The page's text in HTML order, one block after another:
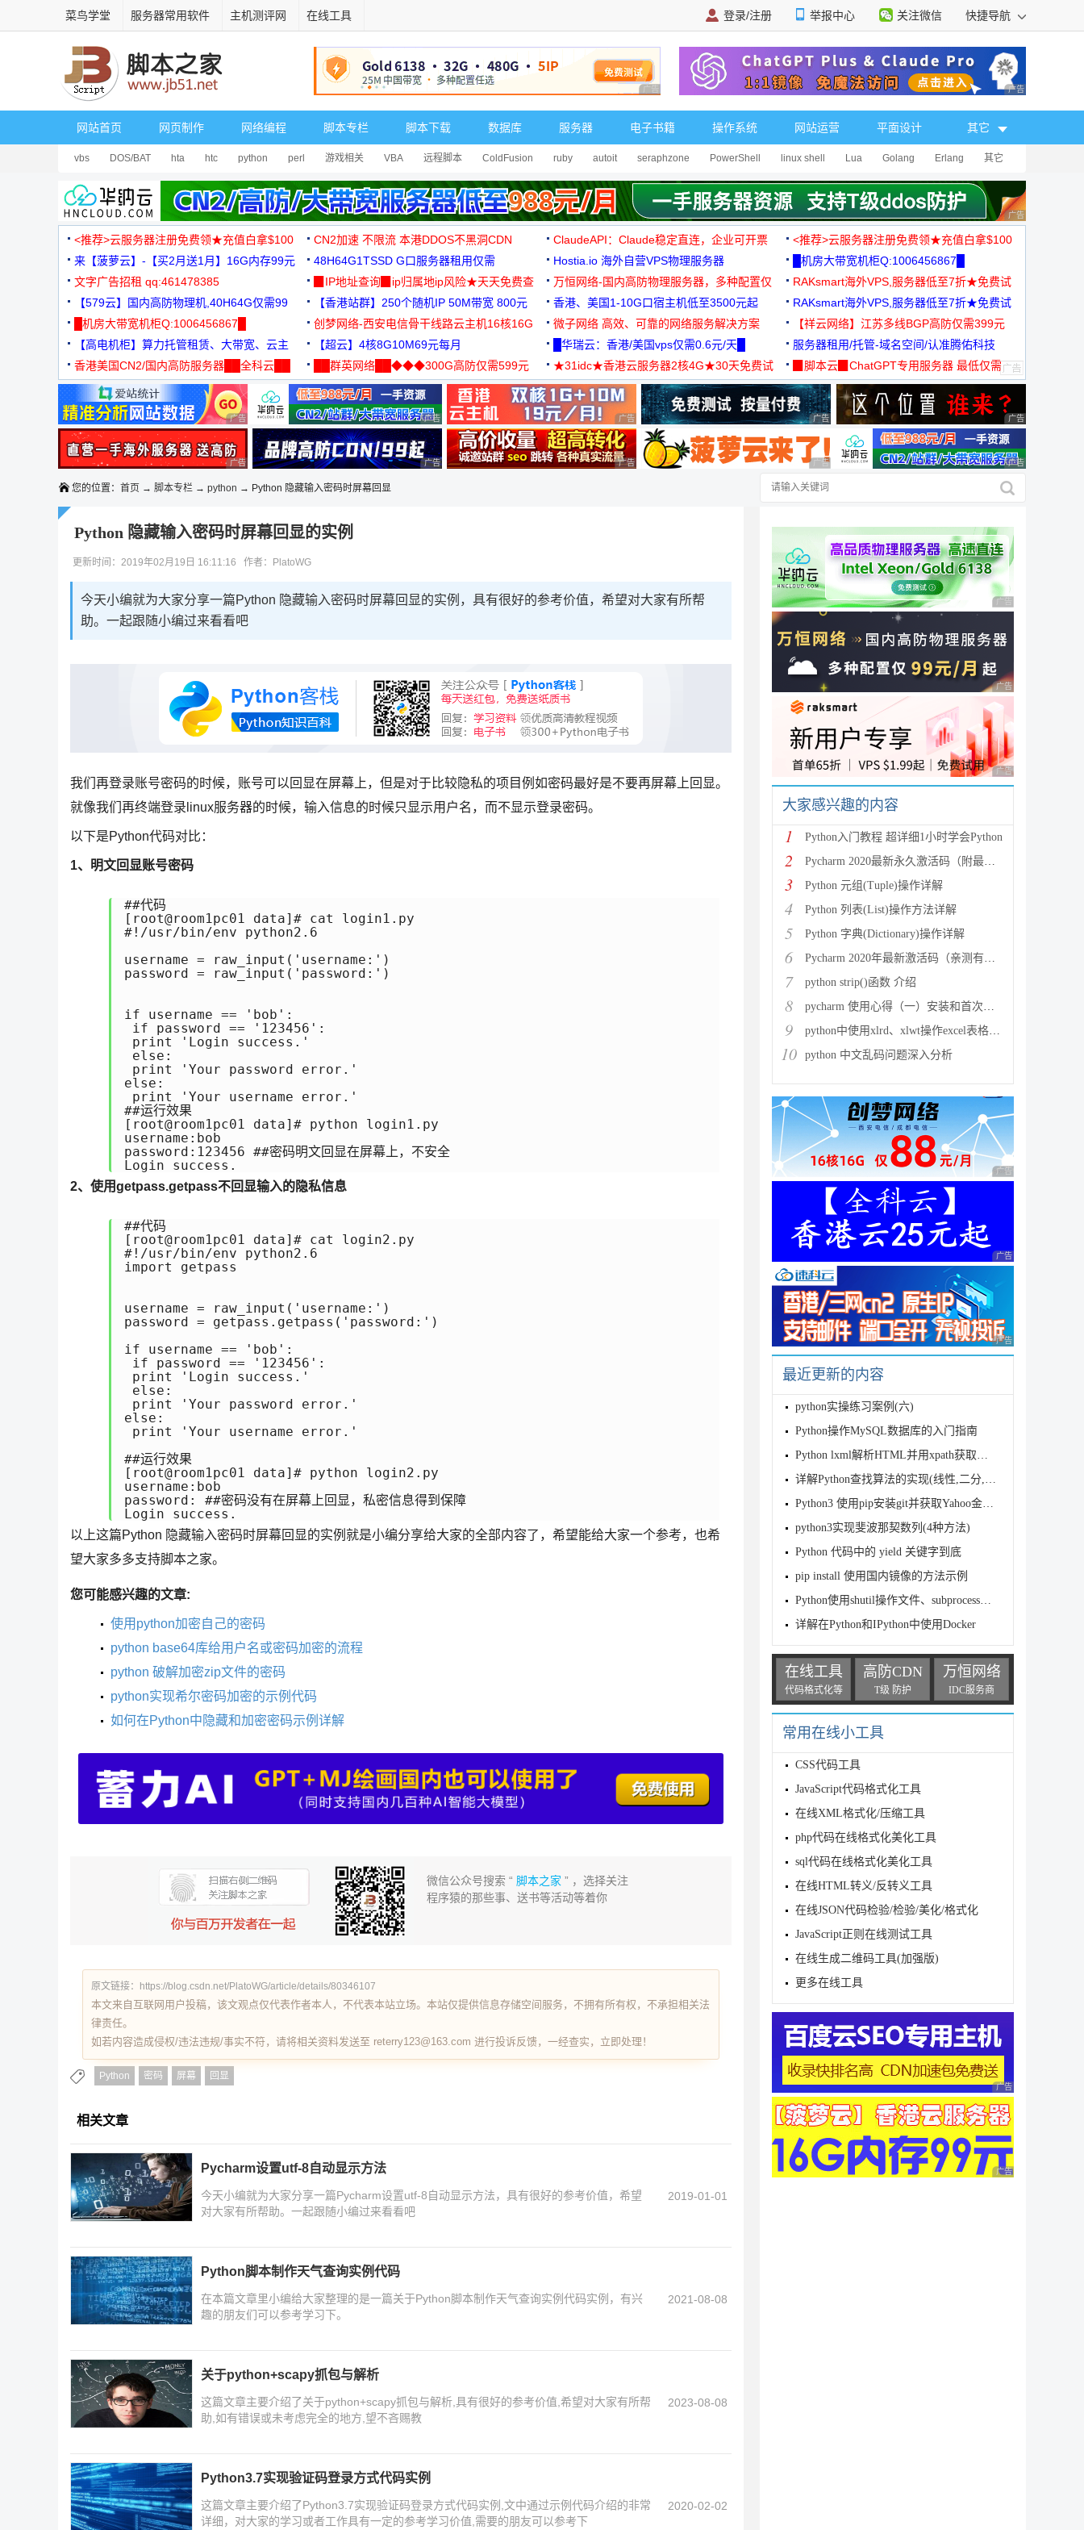
菜鸟学堂 服务器常用软件 主机测评网 在线工具 登录/注册 举报中心 关注微信 快捷导航
广告 商业广告，理性选择 广告 商业广告，理
网站首页 网页制作 网络编程 脚本专栏 脚本下载 数据库 服务器 电子书籍 操作系统 网站运营 平面设计 其它
vbs DOS/BAT hta htc python perl 游戏相关 VBA 远程脚本 ColdFusion ruby autoit seraphzone PowerShell linux shell Lua Golang Erlang 其它
广告 商业广告，理
<推荐>云服务器注册免费领★充值白拿$100 CN2加速 不限流 本港DDOS不黑洞CDN ClaudeAPI：Claude稳定直连，企业可开票
<推荐>云服务器注册免费领★充值白拿$100
来【菠萝云】-【买2月送1月】16G内存99元
48H64G1TSSD G口服务器租用仅需
3000+可免费测试
Hostia.io 海外自营VPS物理服务器
█机房大带宽机柜Q:1006456867█
文字广告招租 qq:461478385
▉IP地址查询▉ip归属地ip风险★天天免费查
万恒网络-国内高防物理服务器，多种配置仅
99元/月起
RAKsmart海外VPS,服务器低至7折★免费试
用★
【579云】国内高防物理机,40H64G仅需99
元
【香港站群】250个随机IP 50M带宽 800元 香港、美国1-10G口宿主机低至3500元起
RAKsmart海外VPS,服务器低至7折★免费试
用★
█机房大带宽机柜Q:1006456867█
创梦网络-西安电信骨干线路云主机16核16G
88元/月
微子网络 高效、可靠的网络服务解决方案
【祥云网络】江苏多线BGP高防仅需399元
【高电机柜】算力托管租赁、大带宽、云主
机
【超云】4核8G10M69元每月 █华瑞云：香港/美国vps仅需0.6元/天█
服务器租用/托管-域名空间/认准腾佑科技
香港美国CN2/国内高防服务器██全科云██
██群英网络██◆◆◆300G高防仅需599元
◆◆◆
★31idc★香港云服务器2核4G★30天免费试
用◆
▉脚本云▉ChatGPT专用服务器 最低仅需
19元/月
广告 商业广告，理性选择 广告 商业广告，理性选择 广告 商业广告，理性选择 广告 商业广告，理性选择 广告 商业广告，理
广告 商业广告，理性选择 广告 商业广告，理性选择 广告 商业广告，理性选择 广告 商业广告，理性选择 广告 商业广告，理
您的位置： 首页 → 脚本专栏 → python → Python 隐藏输入密码时屏幕回显
Python 隐藏输入密码时屏幕回显的实例
更新时间：2019年02月19日 16:11:16 作者：PlatoWG
今天小编就为大家分享一篇Python 隐藏输入密码时屏幕回显的实例，具有很好的参考价值，希望对大家有所帮
助。一起跟随小编过来看看吧
我们再登录账号密码的时候，账号可以回显在屏幕上，但是对于比较隐私的项目例如密码最好是不要再屏幕上回显。
就像我们再终端登录linux服务器的时候，输入信息的时候只显示用户名，而不显示登录密码。
以下是Python代码对比：
1、明文回显账号密码
##代码
[root@room1pc01 data]# cat login1.py
#!/usr/bin/env python2.6
username = raw_input('username:')
password = raw_input('password:')
if username == 'bob':
if password == '123456':
print 'Login success.'
else:
print 'Your password error.'
else:
print 'Your username error.'
##运行效果
[root@room1pc01 data]# python login1.py
username:bob
password:123456 ##密码明文回显在屏幕上，不安全
2、使用getpass.getpass不回显输入的隐私信息
##代码
[root@room1pc01 data]# cat login2.py
#!/usr/bin/env python2.6
import getpass
username = raw_input('username:')
password = getpass.getpass('password:')
if username == 'bob':
if password == '123456':
print 'Login success.'
else:
print 'Your password error.'
else:
print 'Your username error.'
##运行效果
[root@room1pc01 data]# python login2.py
username:bob
password: ##密码没有在屏幕上回显，私密信息得到保障
以上这篇Python 隐藏输入密码时屏幕回显的实例就是小编分享给大家的全部内容了，希望能给大家一个参考，也希
望大家多多支持脚本之家。
您可能感兴趣的文章:
使用python加密自己的密码
python base64库给用户名或密码加密的流程
python 破解加密zip文件的密码
python实现希尔密码加密的示例代码
如何在Python中隐藏和加密密码示例详解
微信公众号搜索 “脚本之家 ” ，选择关注
程序猿的那些事、送书等活动等着你
原文链接：https://blog.csdn.net/PlatoWG/article/details/80346107
本文来自互联网用户投稿，该文观点仅代表作者本人，不代表本站立场。本站仅提供信息存储空间服务，不拥有所有权，不承担相关法
律责任。
如若内容造成侵权/违法违规/事实不符，请将相关资料发送至 reterry123@163.com 进行投诉反馈，一经查实，立即处理！
Python 密码 屏幕 回显
相关文章
Pycharm设置utf-8自动显示方法
今天小编就为大家分享一篇Pycharm设置utf-8自动显示方法，具有很好的参考价值，希望
对大家有所帮助。一起跟随小编过来看看吧
2019-01-01
Python脚本制作天气查询实例代码
在本篇文章里小编给大家整理的是一篇关于Python脚本制作天气查询实例代码实例，有兴
趣的朋友们可以参考学习下。
2021-08-08
关于python+scapy抓包与解析
这篇文章主要介绍了关于python+scapy抓包与解析,具有很好的参考价值,希望对大家有所帮
助,如有错误或未考虑完全的地方,望不吝赐教
2023-08-08
Python3.7实现验证码登录方式代码实例
这篇文章主要介绍了Python3.7实现验证码登录方式代码实例,文中通过示例代码介绍的非常
详细，对大家的学习或者工作具有一定的参考学习价值,需要的朋友可以参考下
2020-02-02
广告 商业广告，理性
广告 商业广告，理性
广告 商业广告，理性
大家感兴趣的内容
1 Python入门教程 超详细1小时学会Python
2 Pycharm 2020最新永久激活码（附最新激活码和插件
3 Python 元组(Tuple)操作详解
4 Python 列表(List)操作方法详解
5 Python 字典(Dictionary)操作详解
6 Pycharm 2020年最新激活码（亲测有效）
7 python strip()函数 介绍
8 pycharm 使用心得（一）安装和首次使用
9 python中使用xlrd、xlwt操作excel表格详解
10 python 中文乱码问题深入分析
广告 商业广告，理性
广告 商业广告，理性
广告 商业广告，理性
最近更新的内容
python实操练习案例(六)
Python操作MySQL数据库的入门指南
Python lxml解析HTML并用xpath获取元素的方法
详解Python查找算法的实现(线性,二分,分块,插值)
Python3 使用pip安装git并获取Yahoo金融数据的操作
python3实现斐波那契数列(4种方法)
Python 代码中的 yield 关键字到底
pip install 使用国内镜像的方法示例
Python使用shutil操作文件、subprocess运行子程序
详解在Python和IPython中使用Docker
在线工具
代码格式化等
高防CDN
T级 防护
万恒网络
IDC服务商
常用在线小工具
CSS代码工具
JavaScript代码格式化工具
在线XML格式化/压缩工具
php代码在线格式化美化工具
sql代码在线格式化美化工具
在线HTML转义/反转义工具
在线JSON代码检验/检验/美化/格式化
JavaScript正则在线测试工具
在线生成二维码工具(加强版)
更多在线工具
广告 商业广告，理性
广告 商业广告，理性